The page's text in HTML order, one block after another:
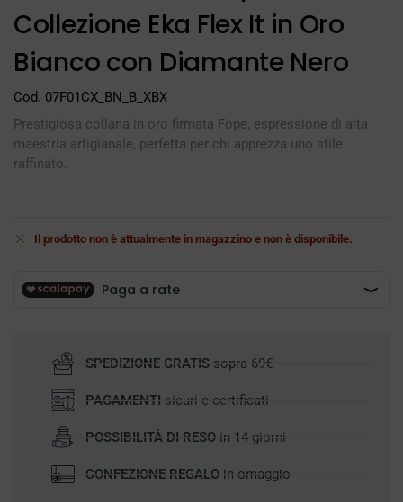
Collezione Eka Flex It in Oro
Bianco con Diamante Nero
Cod. 07F01CX_BN_B_XBX
Prestigiosa collana in oro firmata Fope, espressione di alta
maestria artigianale, perfetta per chi apprezza uno stile
raffinato.
Il prodotto non è attualmente in magazzino e non è disponibile.
SPEDIZIONE GRATISsopra 69€
PAGAMENTI sicuri e certificati
POSSIBILITÀ DI RESO in 14 giorni
CONFEZIONE REGALOin omaggio